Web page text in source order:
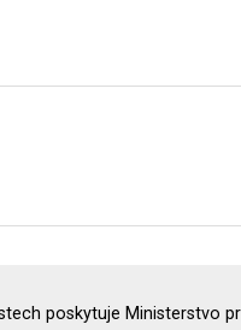
poskytuje Ministerstvo